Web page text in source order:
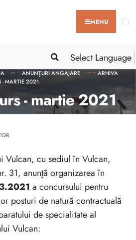
MENU
Select Language
ANUNȚURI ANGAJARE
ARHIVA
MARTIE 2021
- martie 2021
Vulcan, cu sediul în Vulcan,
31, anunţă organizarea în
a concursului pentru
posturi de natură contractuală
de specialitate al
Vulcan: